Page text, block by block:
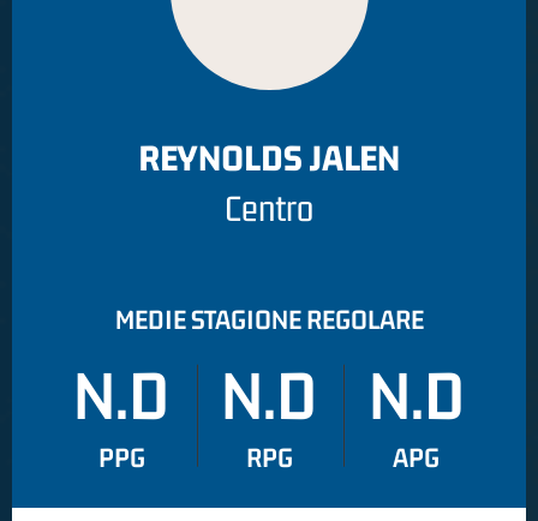
REYNOLDS JALEN
Centro
MEDIE STAGIONE REGOLARE
N.D
PPG
N.D
RPG
N.D
APG